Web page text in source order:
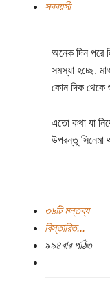
সববয়সী
অনেক দিন পরে
সমস্যা হচ্ছে,
কোন দিক থেকে
এতো কথা যা
উপরন্তু সিনেমা
৩৬টি মন্তব্য
বিস্তারিত...
৯৯৪বার পঠিত